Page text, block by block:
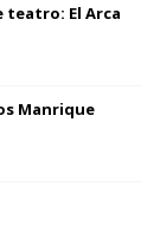
teatro: El Arca
Manrique